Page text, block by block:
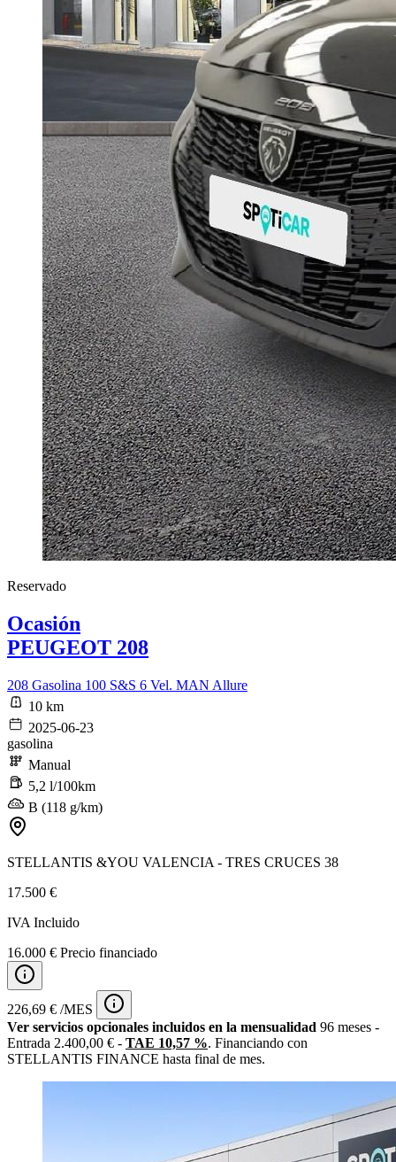
Reservado
Ocasión
PEUGEOT 208
208 Gasolina 100 S&S 6 Vel. MAN Allure
10 km
2025-06-23
gasolina
Manual
5,2 l/100km
B (118 g/km)
STELLANTIS &YOU VALENCIA - TRES CRUCES 38
17.500 €
IVA Incluido
16.000 € Precio financiado
226,69 € /MES
Ver servicios opcionales incluidos en la mensualidad 96 meses -
Entrada 2.400,00 € - TAE 10,57 %. Financiando con
STELLANTIS FINANCE hasta final de mes.